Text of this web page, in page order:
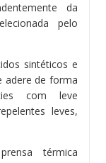
da
pelo
sintéticos e
adere de forma
com leve
leves,
térmica